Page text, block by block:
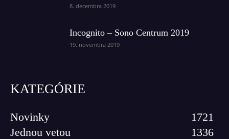
8. decembra 2019
Incognito – Sono Centrum 2019
19. novembra 2019
KATEGÓRIE
Novinky
1721
Jednou vetou
1336